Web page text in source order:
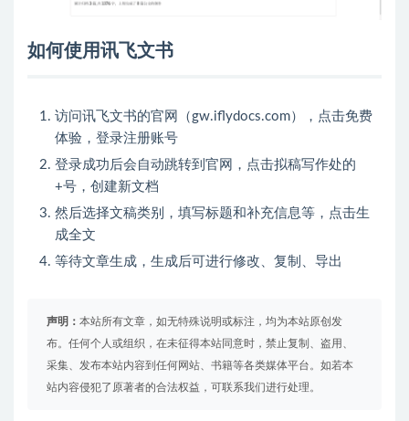
如何使用讯飞文书
访问讯飞文书的官网（gw.iflydocs.com），点击免费
体验，登录注册账号
登录成功后会自动跳转到官网，点击拟稿写作处的
+号，创建新文档
然后选择文稿类别，填写标题和补充信息等，点击生
成全文
等待文章生成，生成后可进行修改、复制、导出
声明： 本站所有文章，如无特殊说明或标注，均为本站原创发
布。任何个人或组织，在未征得本站同意时，禁止复制、盗用、
采集、发布本站内容到任何网站、书籍等各类媒体平台。如若本
站内容侵犯了原著者的合法权益，可联系我们进行处理。